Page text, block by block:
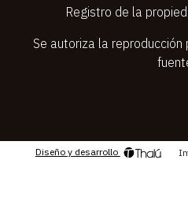
Registro de la
Se autoriza la
Diseño y desarrollo